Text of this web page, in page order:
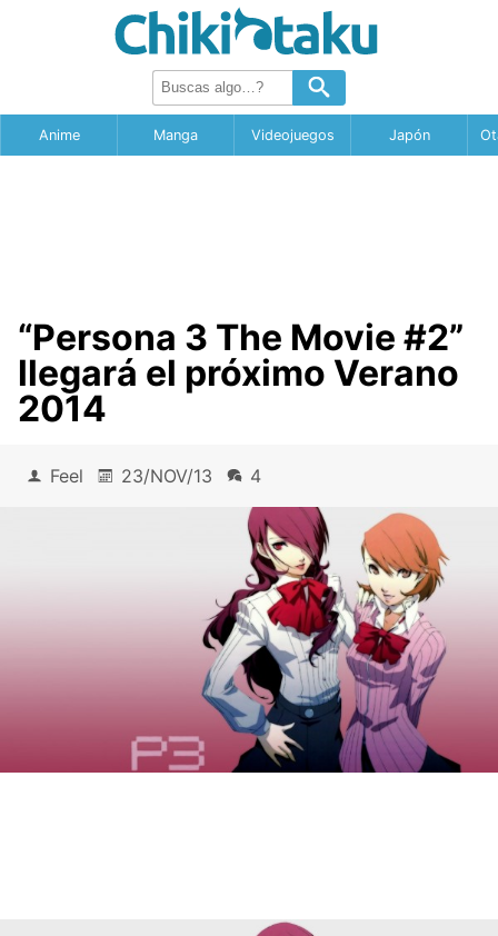
Anime Manga Videojuegos Japón
“Persona 3 The Movie #2”
llegará el próximo Verano
2014
Feel 23/NOV/13 4